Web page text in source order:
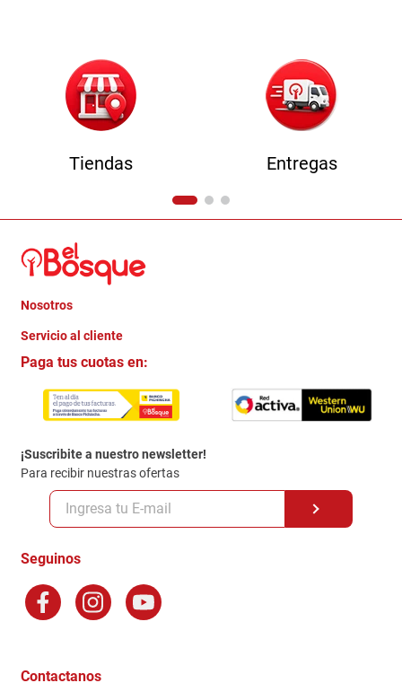
Tiendas Entregas
Nosotros
Quienes somos
Trabaja con Nosotros
Contacto
Servicio al cliente
Crédito Directo
Garantia
Politica de Privacidad
Políticas y condiciones GiftCard
Formas de Pago
Terminos y Condiciones
Factura Electronica
Ganadores - Promociones
Paga tus cuotas en:
¡Suscribite a nuestro newsletter!
Para recibir nuestras ofertas
Seguinos
Contactanos